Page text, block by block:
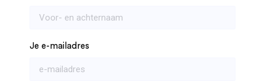
Je e-mailadres